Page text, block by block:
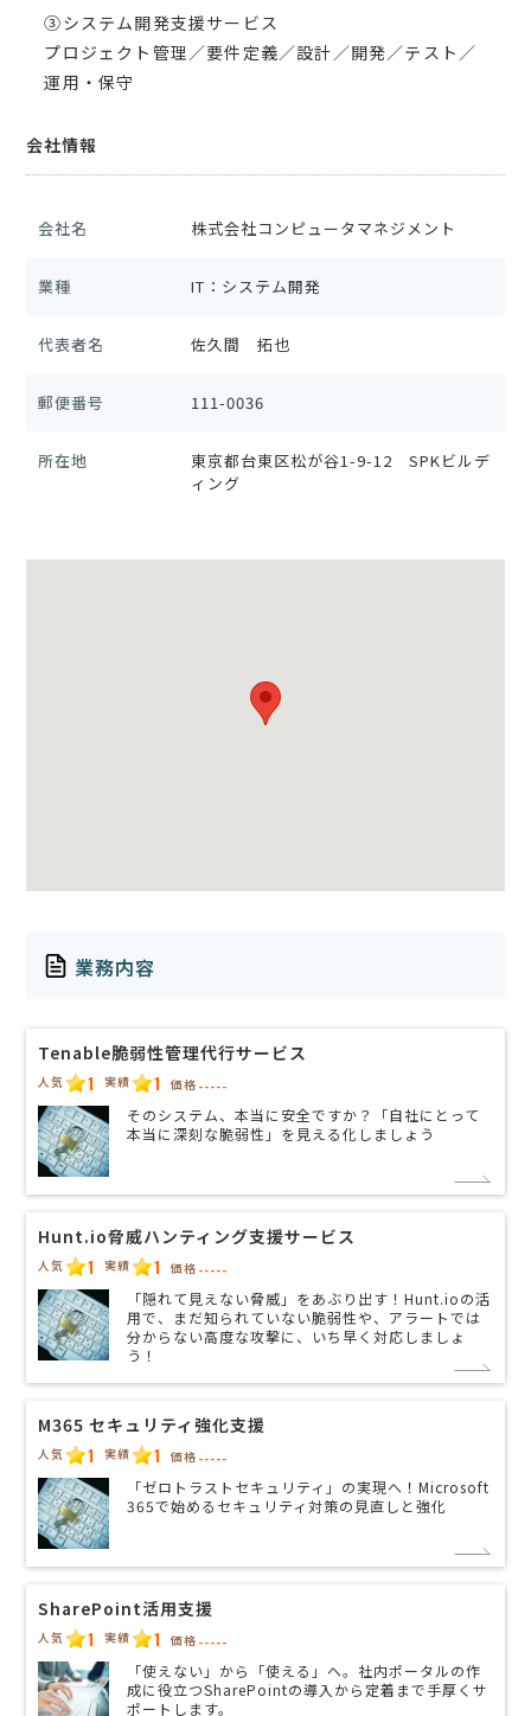
③システム開発支援サービス
プロジェクト管理／要件定義／設計／開発／テスト／
運用・保守
会社情報
会社名 株式会社コンピュータマネジメント
業種 IT：システム開発
代表者名 佐久間 拓也
郵便番号 111-0036
所在地
東京都台東区松が谷1-9-12 SPKビルデ
ィング
業務内容
Tenable脆弱性管理代行サービス
人気 1 実績 1 価格 -----
そのシステム、本当に安全ですか？「自社にとって
本当に深刻な脆弱性」を見える化しましょう
Hunt.io脅威ハンティング支援サービス
人気 1 実績 1 価格 -----
「隠れて見えない脅威」をあぶり出す！Hunt.ioの活
用で、まだ知られていない脆弱性や、アラートでは
分からない高度な攻撃に、いち早く対応しましょ
う！
M365 セキュリティ強化支援
人気 1 実績 1 価格 -----
「ゼロトラストセキュリティ」の実現へ！Microsoft
365で始めるセキュリティ対策の見直しと強化
SharePoint活用支援
人気 1 実績 1 価格 -----
「使えない」から「使える」へ。社内ポータルの作
成に役立つSharePointの導入から定着まで手厚くサ
ポートします。